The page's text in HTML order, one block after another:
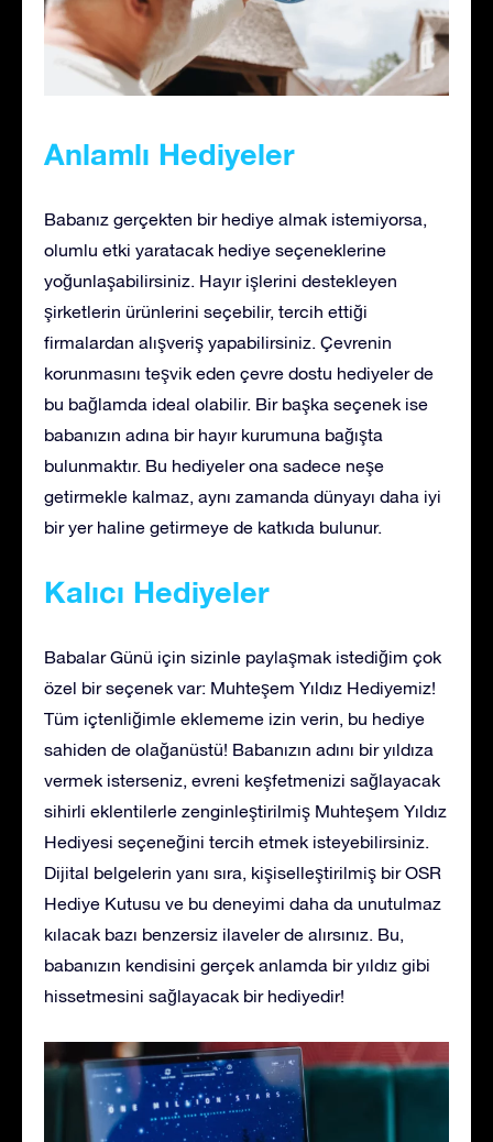
Anlamlı Hediyeler
Babanız gerçekten bir hediye almak istemiyorsa,
olumlu etki yaratacak hediye seçeneklerine
yoğunlaşabilirsiniz. Hayır işlerini destekleyen
şirketlerin ürünlerini seçebilir, tercih ettiği
firmalardan alışveriş yapabilirsiniz. Çevrenin
korunmasını teşvik eden çevre dostu hediyeler de
bu bağlamda ideal olabilir. Bir başka seçenek ise
babanızın adına bir hayır kurumuna bağışta
bulunmaktır. Bu hediyeler ona sadece neşe
getirmekle kalmaz, aynı zamanda dünyayı daha iyi
bir yer haline getirmeye de katkıda bulunur.
Kalıcı Hediyeler
Babalar Günü için sizinle paylaşmak istediğim çok
özel bir seçenek var: Muhteşem Yıldız Hediyemiz!
Tüm içtenliğimle eklememe izin verin, bu hediye
sahiden de olağanüstü! Babanızın adını bir yıldıza
vermek isterseniz, evreni keşfetmenizi sağlayacak
sihirli eklentilerle zenginleştirilmiş Muhteşem Yıldız
Hediyesi seçeneğini tercih etmek isteyebilirsiniz.
Dijital belgelerin yanı sıra, kişiselleştirilmiş bir OSR
Hediye Kutusu ve bu deneyimi daha da unutulmaz
kılacak bazı benzersiz ilaveler de alırsınız. Bu,
babanızın kendisini gerçek anlamda bir yıldız gibi
hissetmesini sağlayacak bir hediyedir!